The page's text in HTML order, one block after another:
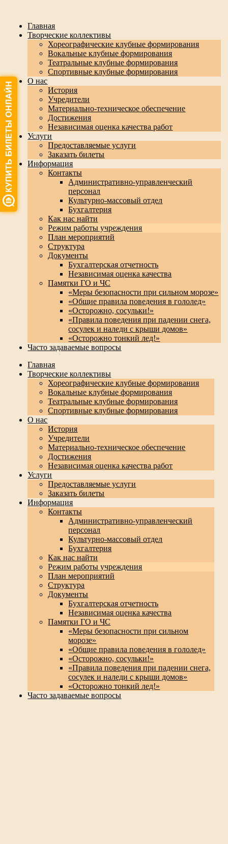
Главная
Творческие коллективы
Хореографические клубные формирования
Вокальные клубные формирования
Театральные клубные формирования
Спортивные клубные формирования
О нас
История
Учредители
Материально-техническое обеспечение
Достижения
Независимая оценка качества работ
Услуги
Предоставляемые услуги
Заказать билеты
Информация
Контакты
Административно-управленческий
персонал
Культурно-массовый отдел
Бухгалтерия
Как нас найти
Режим работы учреждения
План мероприятий
Структура
Документы
Бухгалтерская отчетность
Независимая оценка качества
Памятки ГО и ЧС
«Меры безопасности при сильном морозе»
«Общие правила поведения в гололед»
«Осторожно, сосульки!»
«Правила поведения при падении снега,
сосулек и наледи с крыши домов»
«Осторожно тонкий лед!»
Часто задаваемые вопросы
Перейти
содержимому
Главная
Творческие коллективы
Хореографические клубные формирования
Вокальные клубные формирования
Театральные клубные формирования
Спортивные клубные формирования
О нас
История
Учредители
Материально-техническое обеспечение
Достижения
Независимая оценка качества работ
Услуги
Предоставляемые услуги
Заказать билеты
Информация
Контакты
Административно-управленческий
персонал
Культурно-массовый отдел
Бухгалтерия
Как нас найти
Режим работы учреждения
План мероприятий
Структура
Документы
Бухгалтерская отчетность
Независимая оценка качества
Памятки ГО и ЧС
«Меры безопасности при сильном
морозе»
«Общие правила поведения в гололед»
«Осторожно, сосульки!»
«Правила поведения при падении снега,
сосулек и наледи с крыши домов»
«Осторожно тонкий лед!»
Часто задаваемые вопросы